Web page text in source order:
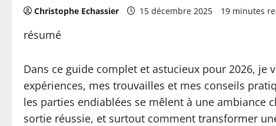
Christophe Echassier 15 décembre 2025 19 minutes
résumé
Dans ce guide complet et astucieux pour 2026, je
expériences, mes trouvailles et mes conseils
les parties endiablées se mêlent à une ambiance
sortie réussie, et surtout comment transformer